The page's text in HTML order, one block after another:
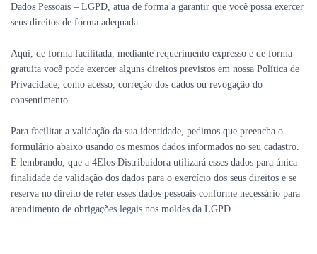
Dados Pessoais – LGPD, atua de forma a garantir que você possa exercer
seus direitos de forma adequada.
Aqui, de forma facilitada, mediante requerimento expresso e de forma
gratuita você pode exercer alguns direitos previstos em nossa Política de
Privacidade, como acesso, correção dos dados ou revogação do
consentimento.
Para facilitar a validação da sua identidade, pedimos que preencha o
formulário abaixo usando os mesmos dados informados no seu cadastro.
E lembrando, que a 4Elos Distribuidora utilizará esses dados para única
finalidade de validação dos dados para o exercício dos seus direitos e se
reserva no direito de reter esses dados pessoais conforme necessário para
atendimento de obrigações legais nos moldes da LGPD.